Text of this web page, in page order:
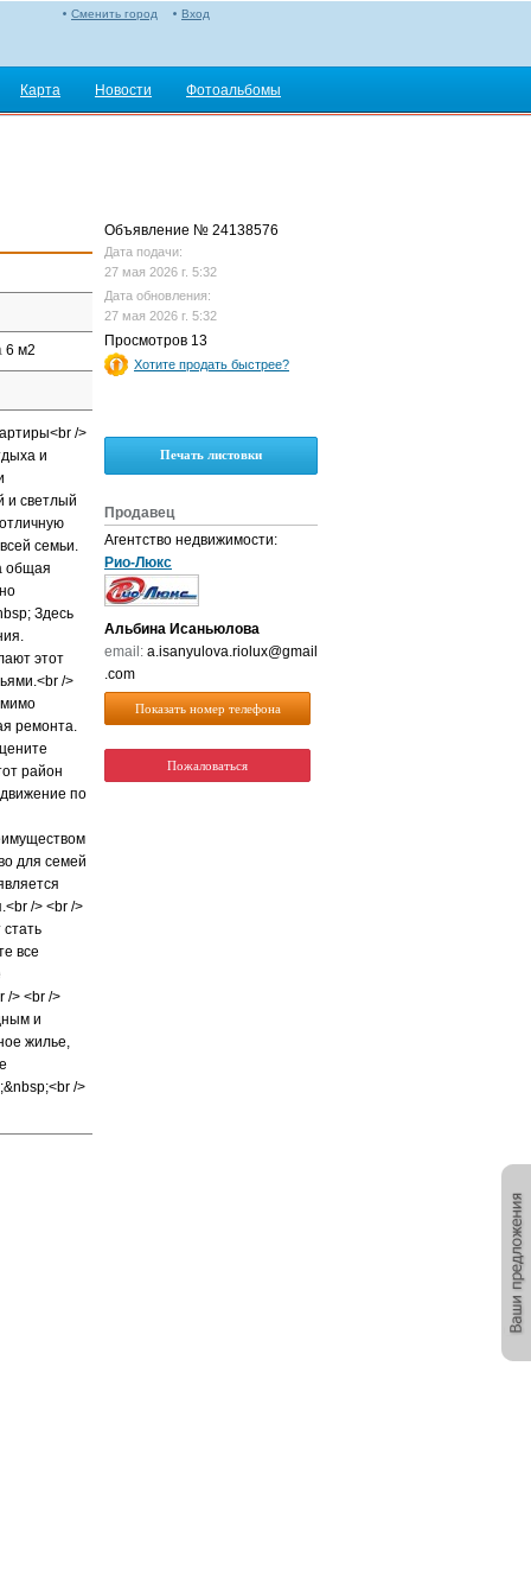
Вход
Сменить город
Карта Новости Фотоальбомы
6 м2
/>
и
и светлый
семьи.
общая
Здесь
этот
/>
ремонта.
район
по
для семей
/> <br />
все
/> <br />
и
жилье,
/>
Объявление № 24138576
Дата подачи:
27 мая 2026 г. 5:32
Дата обновления:
27 мая 2026 г. 5:32
Просмотров 13
Хотите продать быстрее?
Печать листовки
Продавец
Агентство недвижимости:
Рио-Люкс
Альбина Исаньюлова
email: a.isanyulova.riolux@gmail
.com
Показать номер телефона
Пожаловаться